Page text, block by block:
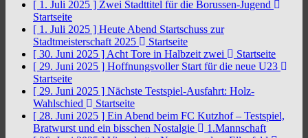
[ 1. Juli 2025 ] Zwei Stadttitel für die Borussen-Jugend
Startseite
[ 1. Juli 2025 ] Heute Abend Startschuss zur
Stadtmeisterschaft 2025
Startseite
[ 30. Juni 2025 ] Acht Tore in Halbzeit zwei
Startseite
[ 29. Juni 2025 ] Hoffnungsvoller Start für die neue U23
Startseite
[ 29. Juni 2025 ] Nächste Testspiel-Ausfahrt: Holz-
Wahlschied
Startseite
[ 28. Juni 2025 ] Ein Abend beim FC Kutzhof – Testspiel,
Bratwurst und ein bisschen Nostalgie
1.Mannschaft